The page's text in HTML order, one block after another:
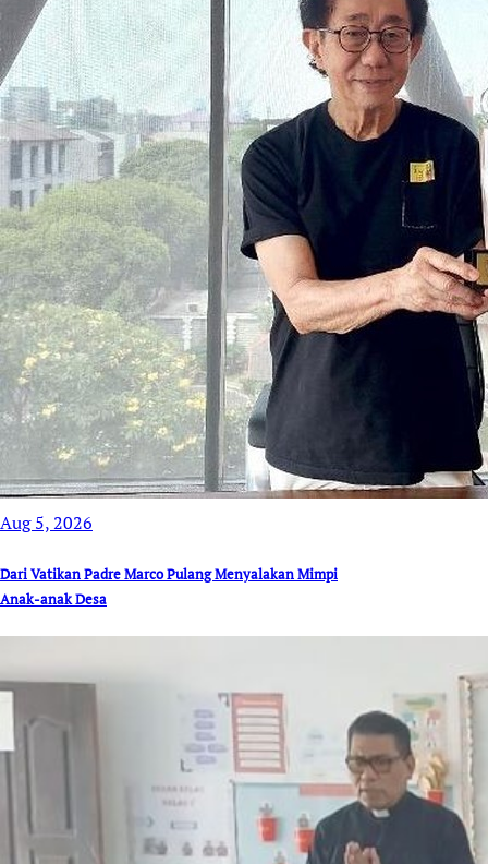
Aug 5, 2026
Dari Vatikan Padre Marco Pulang Menyalakan Mimpi
Anak-anak Desa